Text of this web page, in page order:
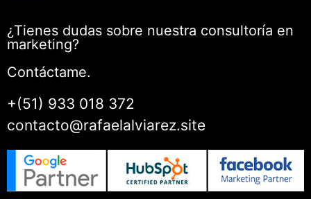
¿Tienes dudas sobre nuestra consultoría en
marketing?
Contáctame.
+(51) 933 018 372
contacto@rafaelalviarez.site